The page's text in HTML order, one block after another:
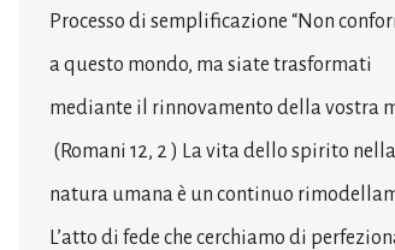
Processo di semplificazione “Non
a questo mondo, ma siate trasformati
mediante il rinnovamento della vostra
(Romani 12, 2 ) La vita dello spirito nella
natura umana è un continuo
L’atto di fede che cerchiamo di